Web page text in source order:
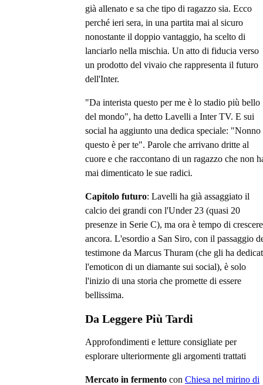
già allenato e sa che tipo di ragazzo sia. Ecco
perché ieri sera, in una partita mai al sicuro
nonostante il doppio vantaggio, ha scelto di
lanciarlo nella mischia. Un atto di fiducia verso
un prodotto del vivaio che rappresenta il futuro
dell'Inter.
"Da interista questo per me è lo stadio più bello
del mondo", ha detto Lavelli a Inter TV. E sui
social ha aggiunto una dedica speciale: "Nonno
questo è per te". Parole che arrivano dritte al
cuore e che raccontano di un ragazzo che non
mai dimenticato le sue radici.
Capitolo futuro: Lavelli ha già assaggiato il
calcio dei grandi con l'Under 23 (quasi 20
presenze in Serie C), ma ora è tempo di crescere
ancora. L'esordio a San Siro, con il passaggio
testimone da Marcus Thuram (che gli ha
l'emoticon di un diamante sui social), è solo
l'inizio di una storia che promette di essere
bellissima.
Da Leggere Più Tardi
Approfondimenti e letture consigliate per
esplorare ulteriormente gli argomenti trattati
Mercato in fermento con Chiesa nel mirino di